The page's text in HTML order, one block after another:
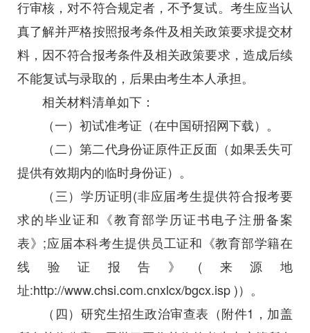
行审核，对不符合规定者，不予复试。考生应当认
真了解并严格按照报考条件及相关政策要求提交材
料，因不符合报考条件及相关政策要求，造成后续
不能复试与录取的，后果由考生本人承担。
相关材料清单如下：
（一）初试准考证（在中国研招网下载）。
（二）第二代身份证原件正反面（如果丢失可
提供有效期内的临时身份证）。
（三）学历证明(非应届考生提供符合报考要
求的毕业证和《教育部学历证书电子注册备案
表》;应届本科考生提供员工证和《教育部学籍在
线验证报告》(来源地
址:http://www.chsi.com.cnxlcx/bgcx.isp )）。
（四）研究生招生政治审查表（附件1，加盖